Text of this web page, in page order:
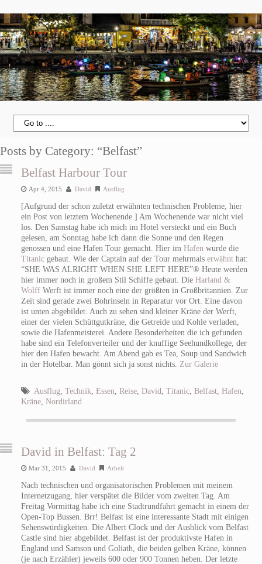
Posts by Category: “Belfast”
Belfast Harbour Tour
Apr 4, 2015 David Ausflug
[Aufgrund der schon zuletzt erwähnten technischen Probleme, hier
ein Post von letztem Wochenende.] Am Wochenende war nicht viel
los. Den Samstag habe ich mich im Hotel versteckt und ein Buch
gelesen, am Sonntag habe ich dann die Sonne und den Regen
genossen und eine Hafen Tour gemacht. Hier im Hafen wurde die
Titanicgebaut. Wie der Captain auf der Tour mehrmals erwähnthat:
“SHE WAS ALRIGHT WHEN SHE LEFT HERE”® Heute werden
hier immer noch in großem Stil Schiffe gebaut. Die Harland &
WolffWerft ist immer noch eine der größten in Großbritannien. Zur
Zeit sind gerade zwei Bohrinseln in Reparatur vor Ort. Eine davon
ist unten abgebildet. Auch zu sehen sind kleiner Kräne der Werft,
einer der vielen Schüttgutkräne, die Getreide und Kohle verladen,
sowie die Hafenmeisterei. Andere Besonderheiten die ich gefunden
habe sind ein Telefonverteiler und der knuffige Seehundkollege, der
hier den Hafen bewacht. Am Abend gab es Tea, Soup und Sandwich
in der Hotelbar. Man gönnt sich ja sonst nichts. Zur Galerie
Ausflug Technik Essen Reise, David Titanic, Belfast, Hafen
Kräne, Nordirland
David in Belfast: Tag 2
Mar 31, 2015 David Arbeit
Nach technischen und organisatorischen Problemen mit meinem
Internetzugang, hier verspätet die Bilder vom zweiten Tag. Am
Freitag Vormittag habe ich eine Stadtrundfahrt gemacht in einem der
Open-Top Bussen. Brr! Belfast ist eine interessante Stadt mit einigen
Sehenswürdigkeiten. Die Albert Clock und der Ausblick vom Belfast
Castle sind hier abgebildet. Belfast ist der produktivste Hafen in
England und Samson und Goliath, die beiden gelben Kräne, können
(je nach Erzähler) jeweils 600 oder 900 Tonnen heben. Der letzte